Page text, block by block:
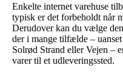
Enkelte internet varehuse
typisk er det forbeholdt når
Derudover kan du vælge
der i mange tilfælde –
Solrød Strand eller Vejen –
varer til et udleveringssted.